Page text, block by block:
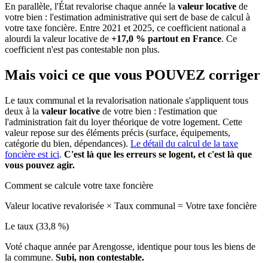
En parallèle, l'État revalorise chaque année la valeur locative de
votre bien : l'estimation administrative qui sert de base de calcul à
votre taxe foncière. Entre 2021 et 2025, ce coefficient national a
alourdi la valeur locative de +17,0 % partout en France. Ce
coefficient n'est pas contestable non plus.
Mais voici ce que vous POUVEZ corriger
Le taux communal et la revalorisation nationale s'appliquent tous
deux à la valeur locative de votre bien : l'estimation que
l'administration fait du loyer théorique de votre logement. Cette
valeur repose sur des éléments précis (surface, équipements,
catégorie du bien, dépendances). Le détail du calcul de la taxe
foncière est ici. C'est là que les erreurs se logent, et c'est là que
vous pouvez agir.
Comment se calcule votre taxe foncière
Valeur locative revalorisée × Taux communal = Votre taxe foncière
Le taux (33,8 %)
Voté chaque année par Arengosse, identique pour tous les biens de
la commune. Subi, non contestable.